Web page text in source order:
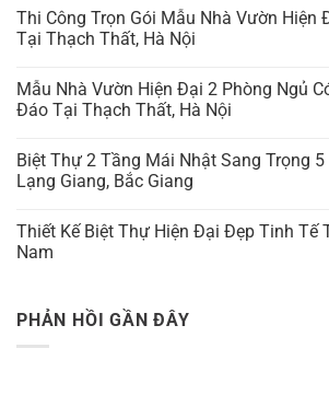
BY
ANTONKILL
Thi Công Trọn Gói Mẫu Nhà Vườn Hiện
Tại Thạch Thất, Hà Nội
Mẫu Nhà Vườn Hiện Đại 2 Phòng Ngủ
Đáo Tại Thạch Thất, Hà Nội
Biệt Thự 2 Tầng Mái Nhật Sang Trọng
Lạng Giang, Bắc Giang
Thiết Kế Biệt Thự Hiện Đại Đẹp Tinh Tế
Nam
PHẢN HỒI GẦN ĐÂY